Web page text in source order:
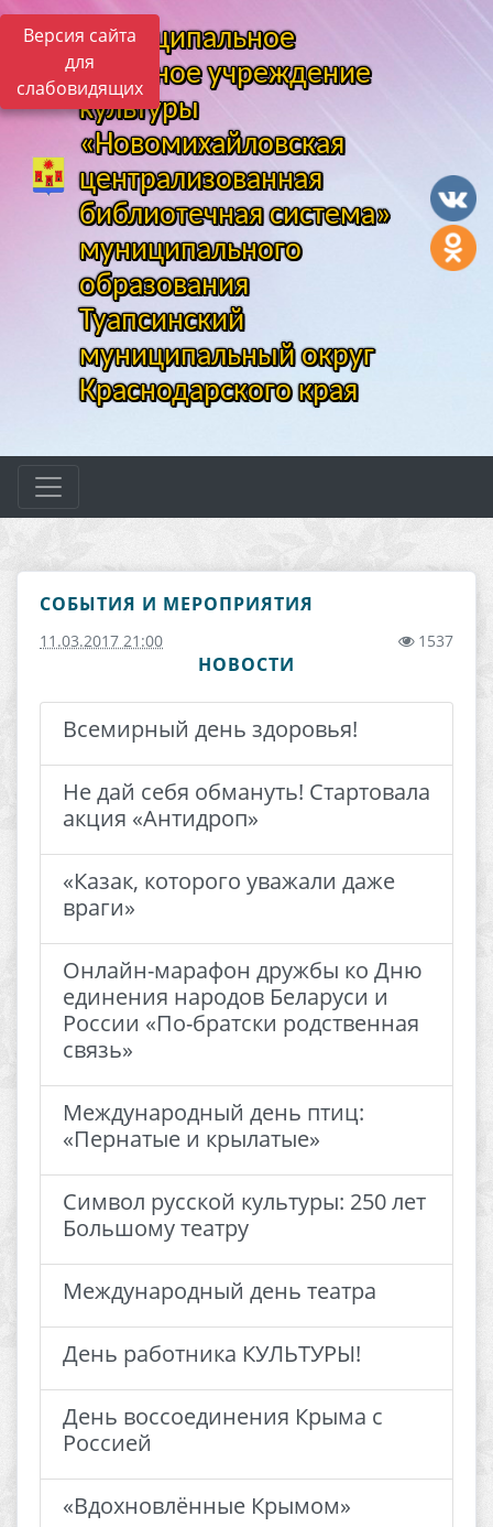
Версия сайта
для
слабовидящих
Муниципальное
казенное учреждение
культуры
«Новомихайловская
централизованная
библиотечная система»
муниципального
образования
Туапсинский
муниципальный округ
Краснодарского края
СОБЫТИЯ И МЕРОПРИЯТИЯ
11.03.2017 21:00 1537
НОВОСТИ
Всемирный день здоровья!
Не дай себя обмануть! Стартовала
акция «Антидроп»
«Казак, которого уважали даже
враги»
Онлайн-марафон дружбы ко Дню
единения народов Беларуси и
России «По-братски родственная
связь»
Международный день птиц:
«Пернатые и крылатые»
Символ русской культуры: 250 лет
Большому театру
Международный день театра
День работника КУЛЬТУРЫ!
День воссоединения Крыма с
Россией
«Вдохновлённые Крымом»